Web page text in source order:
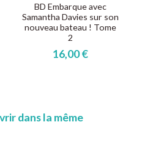
BD Embarque avec
Samantha Davies sur son
nouveau bateau ! Tome
2
16,00 €
dans la même